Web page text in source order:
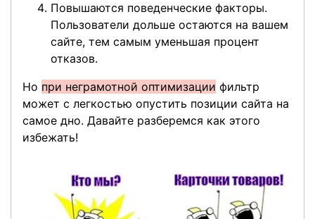
Повышаются поведенческие факторы.
Пользователи дольше остаются на вашем
сайте, тем самым уменьшая процент
отказов.
Но при неграмотной оптимизации фильтр
может с легкостью опустить позиции сайта на
самое дно. Давайте разберемся как этого
избежать!